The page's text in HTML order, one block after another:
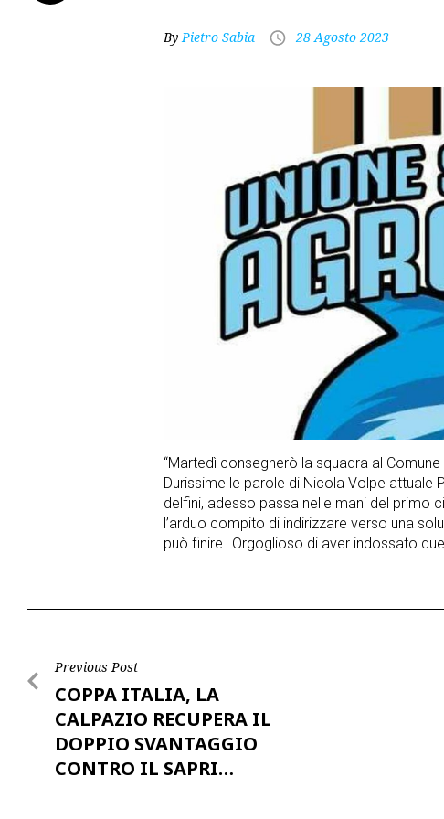
ByPietro Sabia 28 Agosto 2023
“Martedì consegnerò la squadra al
Durissime le parole di Nicola Volpe attuale
delfini, adesso passa nelle mani del primo
l’arduo compito di indirizzare verso una
può finire…Orgoglioso di aver indossato
Post
navigation
Previous Post
COPPA ITALIA, LA
CALPAZIO RECUPERA IL
DOPPIO SVANTAGGIO
CONTRO IL SAPRI…